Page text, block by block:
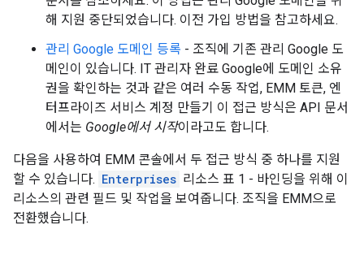
해 지원 중단되었습니다. 이전 가입 방법을 참고하세요.
관리 Google 도메인 등록 - 조직에 기존 관리 Google 도
메인이 있습니다. IT 관리자 완료 Google에 도메인 소유
권을 확인하는 것과 같은 여러 수동 작업, EMM 토큰, 엔
터프라이즈 서비스 계정 만들기 이 접근 방식은 API 문서
에서는 Google에서 시작이라고도 합니다.
다음을 사용하여 EMM 콘솔에서 두 접근 방식 중 하나를 지원
할 수 있습니다. Enterprises 리소스 표 1 - 바인딩을 위해 이
리소스의 관련 필드 및 작업을 보여줍니다. 조직을 EMM으로
전환했습니다.